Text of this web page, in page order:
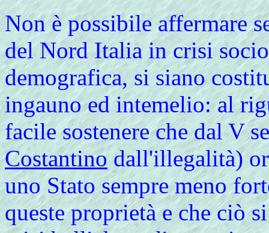
Non è possibile affermare
del Nord Italia in crisi
demografica, si siano
ingauno ed intemelio: al
facile sostenere che dal V
Costantinodall'illegalità)
uno Stato sempre meno
queste proprietà e che ciò